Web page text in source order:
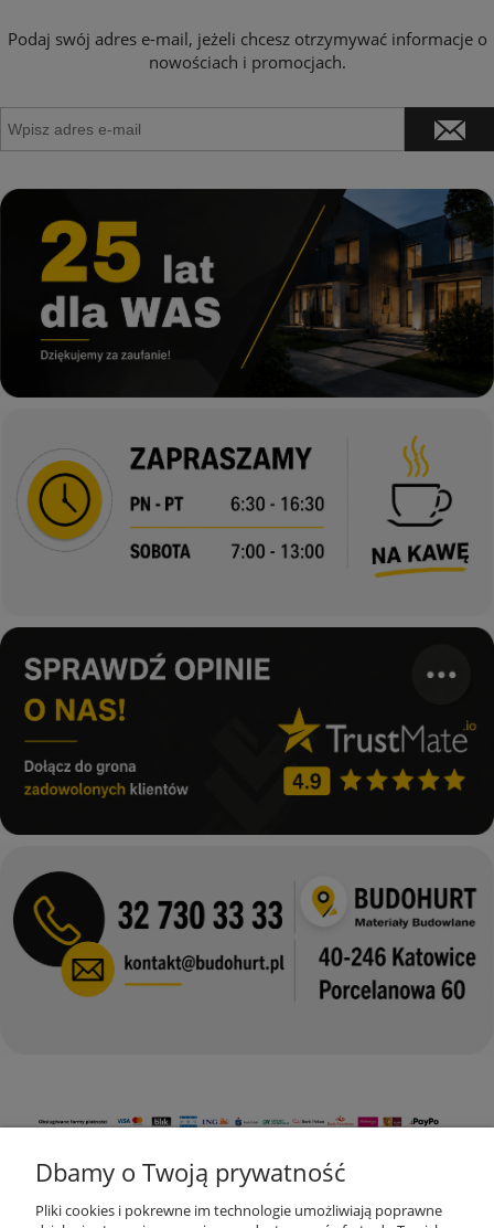
Podaj swój adres e-mail, jeżeli chcesz otrzymywać informacje o
nowościach i promocjach.
KONTAKT
Dbamy o Twoją prywatność
Pliki cookies i pokrewne im technologie umożliwiają poprawne